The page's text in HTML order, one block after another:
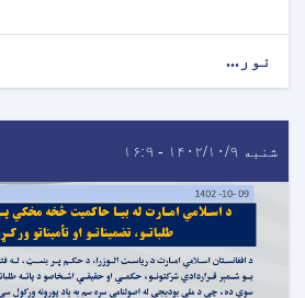
نور...
شنبه ۱۴۰۲/۱۰/۹ - ۱۶:۹